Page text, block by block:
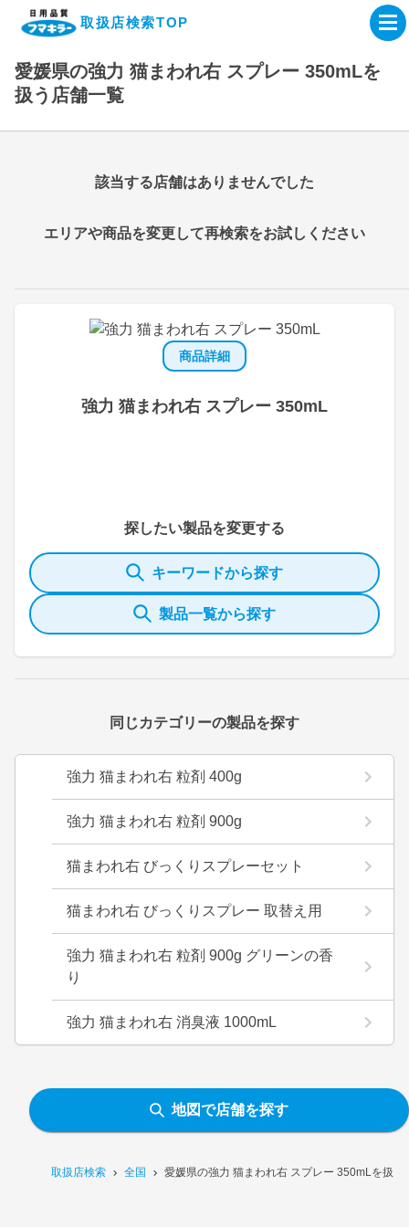
取扱店検索TOP
企業・IR情報サイト
製品情報サイト
オンラインショップ
製品検索はこちら
取扱店検索はこちら
取扱店検索 全国 愛媛県の強力 猫まわれ右 スプレー 350mLを扱う
愛媛県の強力 猫まわれ右 スプレー 350mLを
扱う店舗一覧
商品詳細
強力 猫まわれ右 スプレー 350mL
探したい製品を変更する
キーワードから探す
製品一覧から探す
同じカテゴリーの製品を探す
強力 猫まわれ右 粒剤 400g
強力 猫まわれ右 粒剤 900g
猫まわれ右 びっくりスプレーセット
猫まわれ右 びっくりスプレー 取替え用
強力 猫まわれ右 粒剤 900g グリーンの香
り
強力 猫まわれ右 消臭液 1000mL
該当する店舗はありませんでした
エリアや商品を変更して再検索をお試しください
地図で店舗を探す